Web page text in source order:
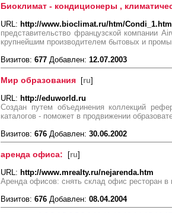
Биоклимат - кондиционеры ,
URL: http://www.bioclimat.ru/htm/
представительство французской компании
крупнейшим производителем бытовых и
Визитов: 677 Добавлен: 12.07.2003
Мир образования [ru]
URL: http://eduworld.ru
Создан путем объединения коллекций
каталогов - поможет в продвижении
Визитов: 676 Добавлен: 30.06.2002
аренда офиса: [ru]
URL: http://www.mrealty.ru/nejarenda.htm
Аренда офисов: снять склад офис ресторан в
Визитов: 676 Добавлен: 08.04.2004